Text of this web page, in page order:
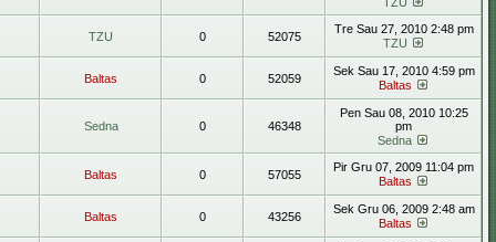
TZU 0 52075
Tre Sau 27, 2010 2:48 pm
TZU
Baltas 0 52059
Sek Sau 17, 2010 4:59 pm
Baltas
Sedna 0 46348
Pen Sau 08, 2010 10:25
pm
Sedna
Baltas 0 57055
Pir Gru 07, 2009 11:04 pm
Baltas
Baltas 0 43256
Sek Gru 06, 2009 2:48 am
Baltas